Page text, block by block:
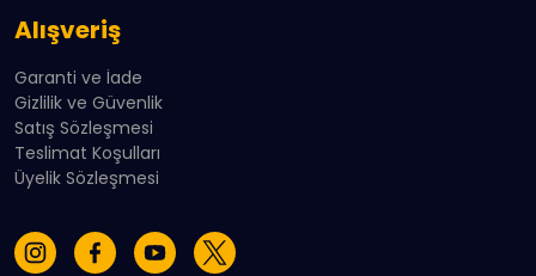
Alışveriş
Garanti ve İade
Gizlilik ve Güvenlik
Satış Sözleşmesi
Teslimat Koşulları
Üyelik Sözleşmesi